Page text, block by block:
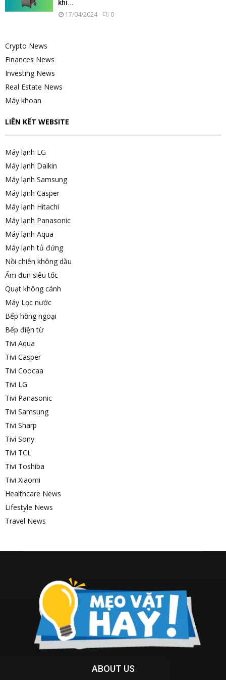
khi...
17/04/2024 0
Crypto News
Finances News
Investing News
Real Estate News
Máy khoan
LIÊN KẾT WEBSITE
Máy lạnh LG
Máy lạnh Daikin
Máy lạnh Samsung
Máy lạnh Casper
Máy lạnh Hitachi
Máy lạnh Panasonic
Máy lạnh Aqua
Máy lạnh tủ đứng
Nồi chiên không dầu
Ấm đun siêu tốc
Quạt không cánh
Máy Lọc nước
Bếp hồng ngoại
Bếp điện từ
Tivi Aqua
Tivi Casper
Tivi Coocaa
Tivi LG
Tivi Panasonic
Tivi Samsung
Tivi Sharp
Tivi Sony
Tivi TCL
Tivi Toshiba
Tivi Xiaomi
Healthcare News
Lifestyle News
Travel News
ABOUT US